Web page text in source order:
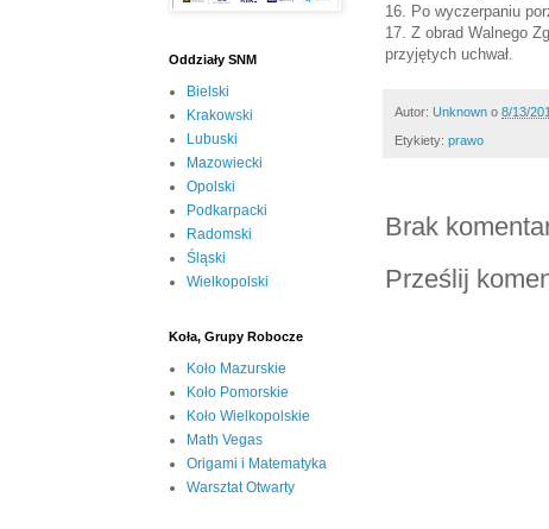
16. Po wyczerpaniu
17. Z obrad Walnego
przyjętych uchwał.
Autor: Unknown o 8/13/
Etykiety: prawo
Brak
Prześlij
Oddziały SNM
Bielski
Krakowski
Lubuski
Mazowiecki
Opolski
Podkarpacki
Radomski
Śląski
Wielkopolski
Koła, Grupy Robocze
Koło Mazurskie
Koło Pomorskie
Koło Wielkopolskie
Math Vegas
Origami i Matematyka
Warsztat Otwarty